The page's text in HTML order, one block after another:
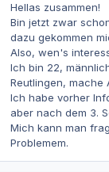
Hellas zusammen!
Bin jetzt zwar
dazu gekommen
Also, wen's
Ich bin 22,
Reutlingen, mache
Ich habe vorher
aber nach dem 3.
Mich kann man
Problemem.